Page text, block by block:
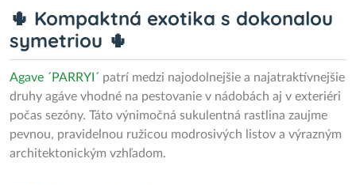
🌵 Kompaktná exotika s dokonalou
symetriou 🌵
Agave ´PARRYI´ patrí medzi najodolnejšie a najatraktívnejšie
druhy agáve vhodné na pestovanie v nádobách aj v exteriéri
počas sezóny. Táto výnimočná sukulentná rastlina zaujme
pevnou, pravidelnou ružicou modrosivých listov a výrazným
architektonickým vzhľadom.